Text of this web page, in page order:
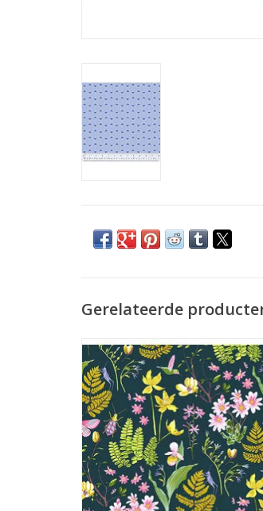
Gerelateerde
bladeren, bloemen en insecten op
donkerblauw
TOEVOEGEN AAN WINKELWAGEN